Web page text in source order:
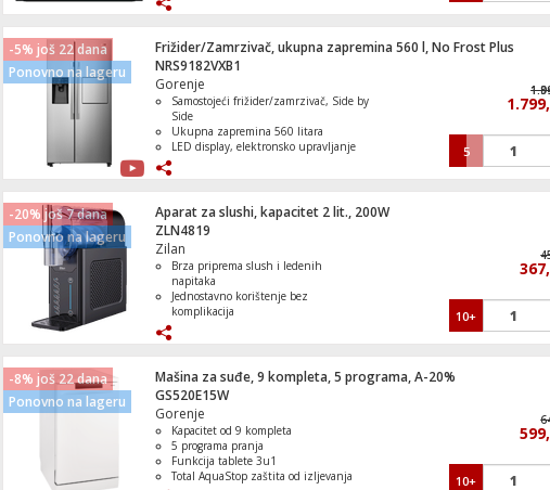
posude za pečenje.
Dvostruka vrata pećnice i sigurnosni
termoelektrični osigurač.
-5% još 22 dana
Ponovno na lageru
Frižider/Zamrzivač, ukupna zapremina 560 l, No Frost Plus
NRS9182VXB1
Gorenje
Samostojeći frižider/zamrzivač, Side by
Side
Ukupna zapremina 560 litara
LED display, elektronsko upravljanje
MultiFlow hlađenje u frižideru
Ledomat sa dispenzerom
5
-20% još 7 dana
Ponovno na lageru
Aparat za slushi, kapacitet 2 lit., 200W
ZLN4819
Zilan
Brza priprema slush i ledenih
napitaka
Jednostavno korištenje bez
komplikacija
kuhinju
Lako čišćenje i održavanje
Idealan za ljetne dane i osvježenje
10+
-8% još 22 dana
Ponovno na lageru
Mašina za suđe, 9 kompleta, 5 programa, A-20%
GS520E15W
Gorenje
Kapacitet od 9 kompleta
5 programa pranja
Funkcija tablete 3u1
Total AquaStop zaštita od izljevanja
10+